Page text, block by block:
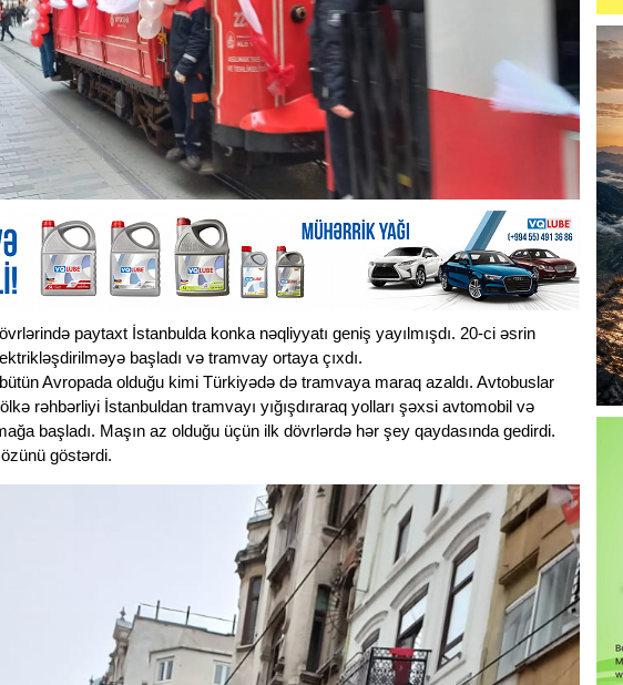
paytaxt İstanbulda konka nəqliyyatı geniş yayılmışdı. 20-ci əsrin
başladı və tramvay ortaya çıxdı.
Avropada olduğu kimi Türkiyədə də tramvaya maraq azaldı. Avtobuslar
rəhbərliyi İstanbuldan tramvayı yığışdıraraq yolları şəxsi avtomobil və
başladı. Maşın az olduğu üçün ilk dövrlərdə hər şey qaydasında gedirdi.
göstərdi.